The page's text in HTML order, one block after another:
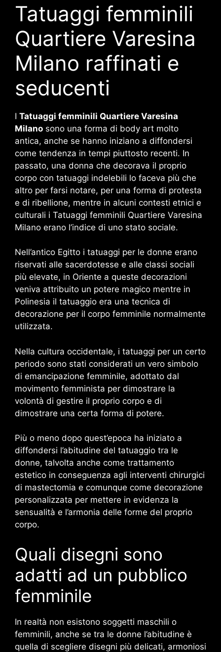
Tatuaggi femminili
Quartiere Varesina
Milano raffinati e
seducenti
I Tatuaggi femminili Quartiere Varesina
Milano sono una forma di body art molto
antica, anche se hanno iniziano a diffondersi
come tendenza in tempi piuttosto recenti. In
passato, una donna che decorava il proprio
corpo con tatuaggi indelebili lo faceva più che
altro per farsi notare, per una forma di protesta
e di ribellione, mentre in alcuni contesti etnici e
culturali i Tatuaggi femminili Quartiere Varesina
Milano erano l’indice di uno stato sociale.
Nell’antico Egitto i tatuaggi per le donne erano
riservati alle sacerdotesse e alle classi sociali
più elevate, in Oriente a queste decorazioni
veniva attribuito un potere magico mentre in
Polinesia il tatuaggio era una tecnica di
decorazione per il corpo femminile normalmente
utilizzata.
Nella cultura occidentale, i tatuaggi per un certo
periodo sono stati considerati un vero simbolo
di emancipazione femminile, adottato dal
movimento femminista per dimostrare la
volontà di gestire il proprio corpo e di
dimostrare una certa forma di potere.
Più o meno dopo quest’epoca ha iniziato a
diffondersi l’abitudine del tatuaggio tra le
donne, talvolta anche come trattamento
estetico in conseguenza agli interventi chirurgici
di mastectomia e comunque come decorazione
personalizzata per mettere in evidenza la
sensualità e l’armonia delle forme del proprio
corpo.
Quali disegni sono
adatti ad un pubblico
femminile
In realtà non esistono soggetti maschili o
femminili, anche se tra le donne l’abitudine è
quella di scegliere disegni più delicati, armoniosi